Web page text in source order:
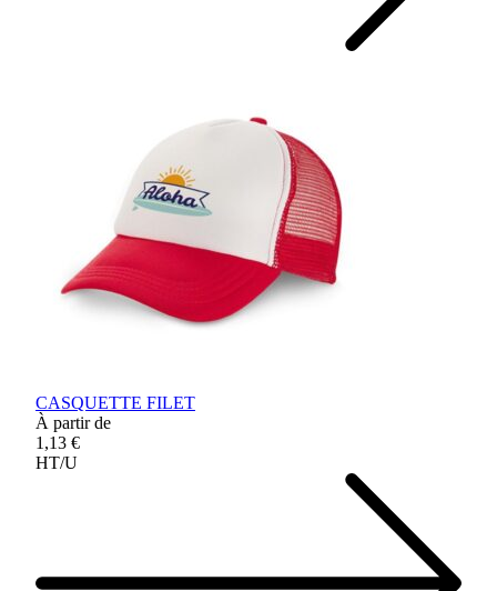
CASQUETTE FILET
À partir de
1,13 €
HT/U